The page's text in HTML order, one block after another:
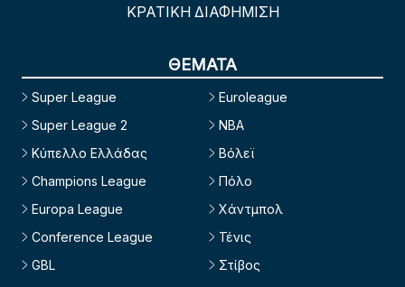
ΚΡΑΤΙΚΗ ΔΙΑΦΗΜΙΣΗ
ΘΕΜΑΤΑ
Super League
Super League 2
Κύπελλο Ελλάδας
Champions League
Europa League
Conference League
GBL
Euroleague
NBA
Βόλεϊ
Πόλο
Χάντμπολ
Τένις
Στίβος